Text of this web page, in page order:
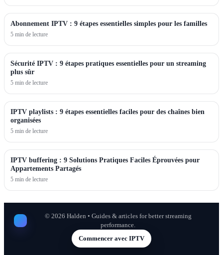
Abonnement IPTV : 9 étapes essentielles simples pour les familles
5 min de lecture
Sécurité IPTV : 9 étapes pratiques essentielles pour un streaming
plus sûr
5 min de lecture
IPTV playlists : 9 étapes essentielles faciles pour des chaînes bien
organisées
5 min de lecture
IPTV buffering : 9 Solutions Pratiques Faciles Éprouvées pour
Appartements Partagés
5 min de lecture
© 2026 Halden • Guides & articles for better streaming
performance.
Commencer avec IPTV